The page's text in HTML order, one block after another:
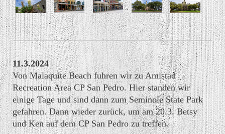
11.3.2024
Von Malaquite Beach fuhren wir zu Amistad
Recreation Area CP San Pedro. Hier standen wir
einige Tage und sind dann zum Seminole State Park
gefahren. Dann wieder zurück, um am 20.3. Betsy
und Ken auf dem CP San Pedro zu treffen.